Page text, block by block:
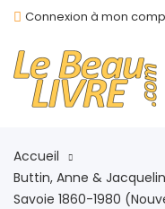
Connexion à mon
Accueil
Buttin, Anne &
Savoie 1860-1980